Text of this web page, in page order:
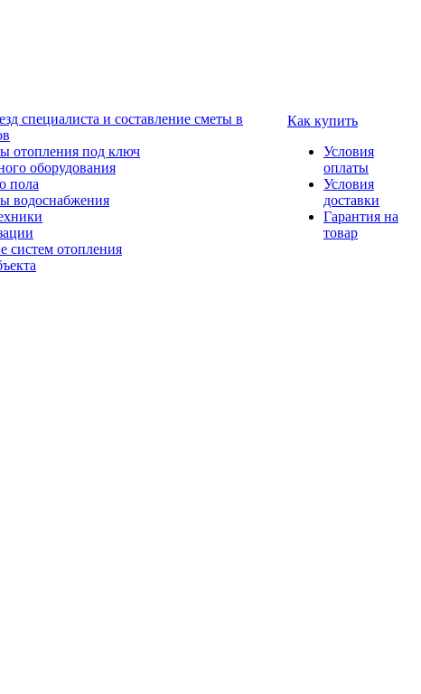
специалиста и составление сметы в
отопления под ключ
оборудования
пола
водоснабжения
систем отопления
Как купить
Условия
оплаты
Условия
доставки
Гарантия на
товар